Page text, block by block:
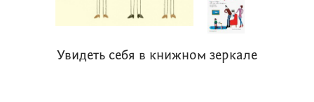
Увидеть себя в книжном зеркале